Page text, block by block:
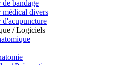
bandage
médical divers
d'acupuncture
/ Logiciels